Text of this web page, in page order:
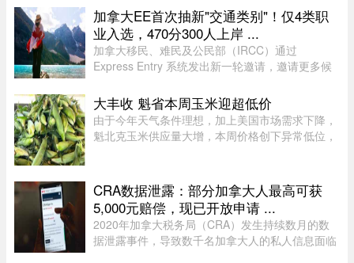
现了助燃物，初步调查显示 ...
加拿大EE首次抽新"交通类别"！仅4类职
业入选，470分300人上岸 ...
加拿大移民、难民及公民部（IRCC）通过
Express Entry 系统发出新一轮邀请，邀请更多候
Andre Furtado在本次抽选中，移民部针对全新的
交通类别（Transport category）发出 ...
大丰收 魁省本周玉米迎超低价
由于今年天气条件理想，加上美国市场需求下降，
魁北克玉米供应量大增，本周价格创下异常低位，
人David Côté表示， ...
CRA数据泄露：部分加拿大人最高可获
5,000元赔偿，现已开放申请 ...
2020年加拿大税务局（CRA）发生持续数月的数
据泄露事件，导致数千名加拿大人的私人信息面临